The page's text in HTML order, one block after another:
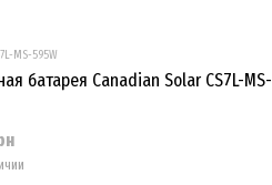
MS-595W
батарея Canadian Solar CS7L-MS-